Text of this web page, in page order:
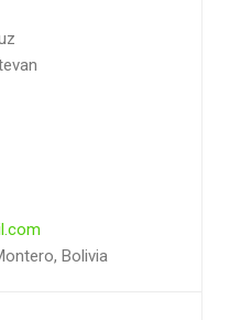
Bolivia